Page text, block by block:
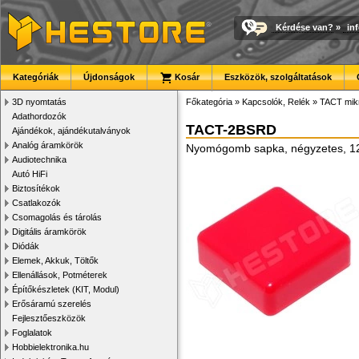
Kérdése van? »
Kategóriák Újdonságok Kosár Eszközök, szolgáltatások
3D nyomtatás
Adathordozók
Ajándékok, ajándékutalványok
Analóg áramkörök
Audiotechnika
Autó HiFi
Biztosítékok
Csatlakozók
Csomagolás és tárolás
Digitális áramkörök
Diódák
Elemek, Akkuk, Töltők
Ellenállások, Potméterek
Építőkészletek (KIT, Modul)
Erősáramú szerelés
Fejlesztőeszközök
Foglalatok
Hobbielektronika.hu
Főkategória » Kapcsolók, Relék » TACT
TACT-2BSRD
Nyomógomb sapka, négyzetes,